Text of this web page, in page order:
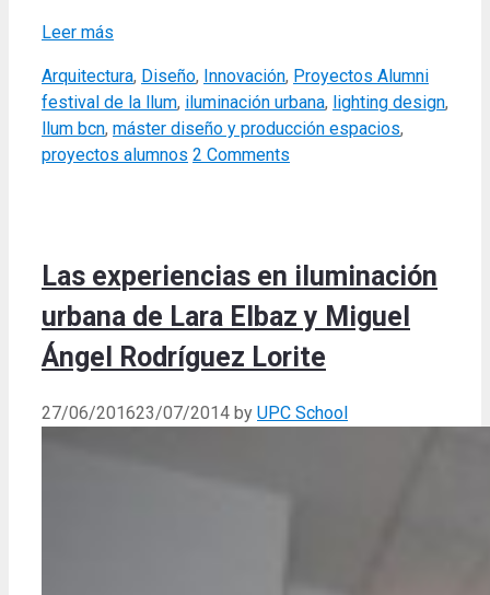
Leer más
Categories
Arquitectura, Diseño, Innovación, Proyectos AlumniTags
festival de la llum, iluminación urbana, lighting design,
llum bcn, máster diseño y producción espacios,
proyectos alumnos 2 Comments
Las experiencias en iluminación
urbana de Lara Elbaz y Miguel
Ángel Rodríguez Lorite
27/06/201623/07/2014 by UPC School